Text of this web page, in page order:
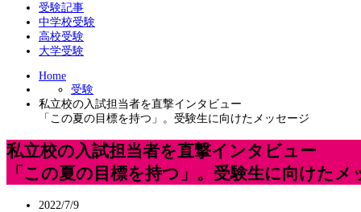
受験記事
中学校受験
高校受験
大学受験
Home
受験
私立校の入試担当者を直撃インタビュー
「この夏の目標を持つ」。受験生に向けたメッセージ
私立校の入試担当者を直撃インタビュー
「この夏の目標を持つ」。受験生に向けたメ
2022/7/9